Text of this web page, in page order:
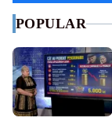
POPULAR